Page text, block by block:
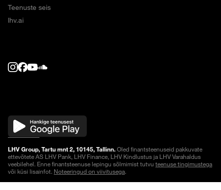
Teenuste seis
lhv.ai
LHV Group, Tartu mnt 2, 10145, Tallinn.Oled finantsteenuseid pakkuvate
ettevõtete AS LHV Pank, LHV Finance, LHV Kindlustus ja LHV Varahaldus
veebilehel. Enne finantsteenuse lepingu sõlmimist tutvu teenuse tingimustega
või küsi lisainfot. Noteeringud on viivitusega.